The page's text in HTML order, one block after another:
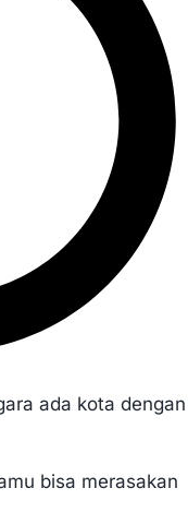
ada kota dengan
bisa merasakan